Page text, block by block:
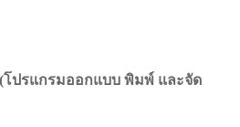
(โปรแกรมออกแบบ พิมพ์ และจัด